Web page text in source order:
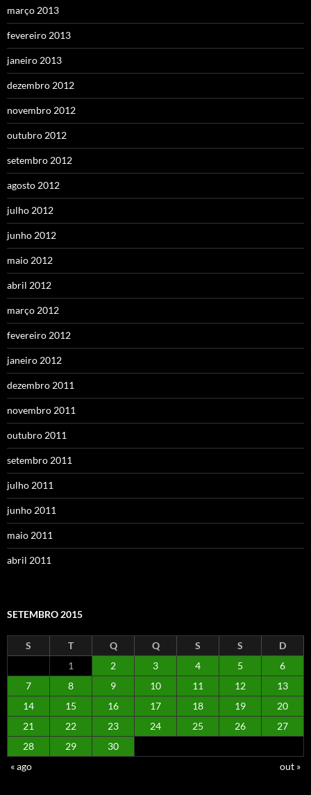
março 2013
fevereiro 2013
janeiro 2013
dezembro 2012
novembro 2012
outubro 2012
setembro 2012
agosto 2012
julho 2012
junho 2012
maio 2012
abril 2012
março 2012
fevereiro 2012
janeiro 2012
dezembro 2011
novembro 2011
outubro 2011
setembro 2011
julho 2011
junho 2011
maio 2011
abril 2011
SETEMBRO 2015
S T Q Q S S
D
1
2 3 4 5
6
7
8 9 10 11 12
13
14
15 16 17 18 19
20
21
22 23 24 25 26
27
28
29
30
« ago
out »